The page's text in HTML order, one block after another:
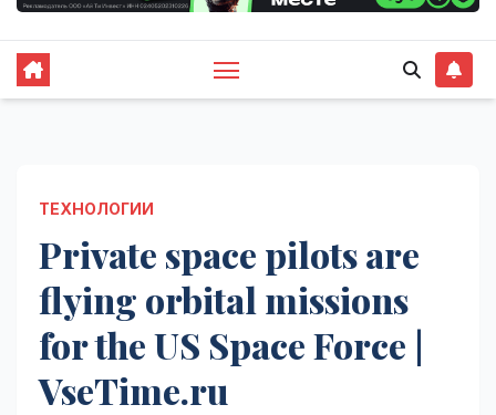
ТЕХНОЛОГИИ
Private space pilots are
flying orbital missions
for the US Space Force |
VseTime.ru